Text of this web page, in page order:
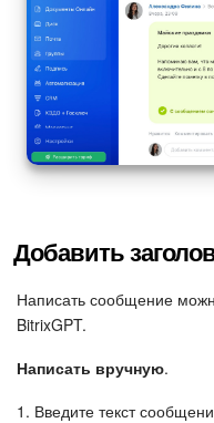
Сайты
Интернет-
Складской учет
Почта
КЭДО
Добавить
Написать сообщение
BitrixGPT.
Написать вручную.
1. Введите текст